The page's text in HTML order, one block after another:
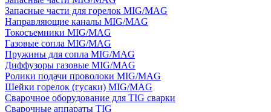
Запасные части для горелок MIG/MAG
Направляющие каналы MIG/MAG
Токосъемники MIG/MAG
Газовые сопла MIG/MAG
Пружины для сопла MIG/MAG
Диффузоры газовые MIG/MAG
Ролики подачи проволоки MIG/MAG
Шейки горелок (гусаки) MIG/MAG
Сварочное оборудование для TIG сварки
Сварочные аппараты TIG